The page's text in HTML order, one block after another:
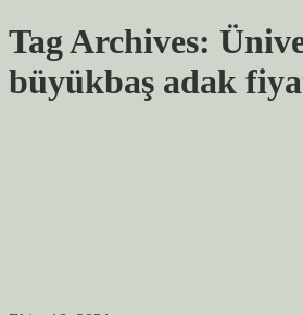
Tag Archives:
büyükbaş adak